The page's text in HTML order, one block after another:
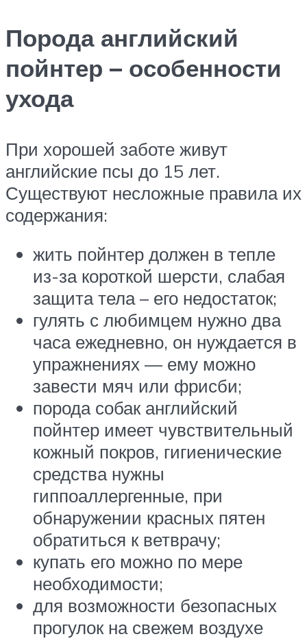
Порода английский
пойнтер – особенности
ухода
При хорошей заботе живут
английские псы до 15 лет.
Существуют несложные правила их
содержания:
жить пойнтер должен в тепле
из-за короткой шерсти, слабая
защита тела – его недостаток;
гулять с любимцем нужно два
часа ежедневно, он нуждается в
упражнениях — ему можно
завести мяч или фрисби;
порода собак английский
пойнтер имеет чувствительный
кожный покров, гигиенические
средства нужны
гиппоаллергенные, при
обнаружении красных пятен
обратиться к ветврачу;
купать его можно по мере
необходимости;
для возможности безопасных
прогулок на свежем воздухе